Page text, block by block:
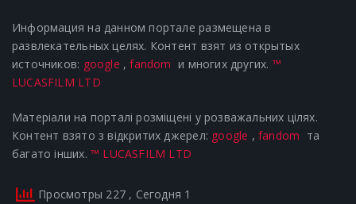
Информация на данном портале размещена в
развлекательных целях. Контент взят из открытых
источников: google ,fandom и многих других. ™
LUCASFILM LTD
Матеріали на порталі розміщені у розважальних цілях.
Контент взято з відкритих джерел: google ,fandom та
багато інших. ™ LUCASFILM LTD
Просмотры 227 , Сегодня 1